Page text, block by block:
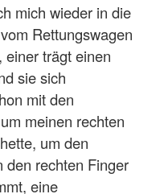
mich wieder in die
Rettungswagen
einer trägt einen
sie sich
mit den
meinen rechten
um den
den rechten Finger
eine